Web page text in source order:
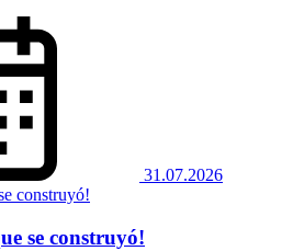
31.07.2026
se construyó!